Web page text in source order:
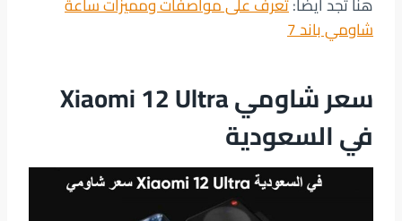
هنا تجد أيضًا:تعرف على مواصفات ومميزات ساعة
شاومي باند 7
سعر شاومي Xiaomi 12 Ultra
في السعودية